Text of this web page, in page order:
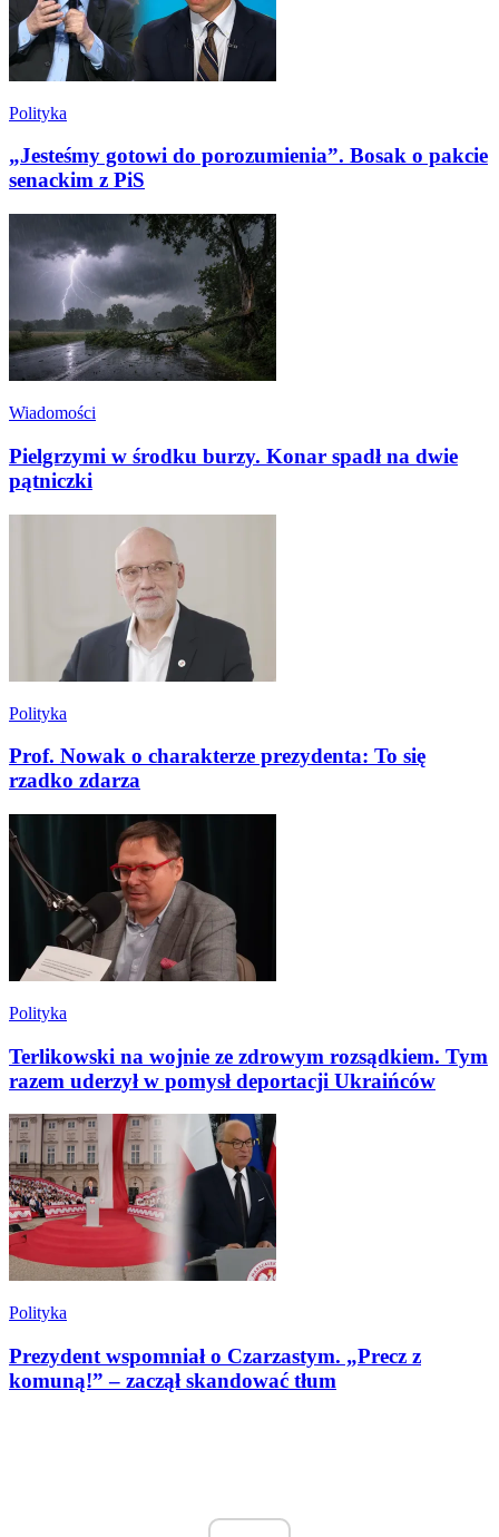
Polityka
„Jesteśmy gotowi do porozumienia”. Bosak o pakcie
senackim z PiS
Wiadomości
Pielgrzymi w środku burzy. Konar spadł na dwie
pątniczki
Polityka
Prof. Nowak o charakterze prezydenta: To się
rzadko zdarza
Polityka
Terlikowski na wojnie ze zdrowym rozsądkiem. Tym
razem uderzył w pomysł deportacji Ukraińców
Polityka
Prezydent wspomniał o Czarzastym. „Precz z
komuną!” – zaczął skandować tłum